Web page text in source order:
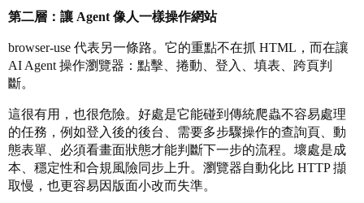
第二層：讓 Agent 像人一樣操作網站
browser-use 代表另一條路。它的重點不在抓 HTML，而在讓
AI Agent 操作瀏覽器：點擊、捲動、登入、填表、跨頁判
斷。
這很有用，也很危險。好處是它能碰到傳統爬蟲不容易處理
的任務，例如登入後的後台、需要多步驟操作的查詢頁、動
態表單、必須看畫面狀態才能判斷下一步的流程。壞處是成
本、穩定性和合規風險同步上升。瀏覽器自動化比 HTTP 擷
取慢，也更容易因版面小改而失準。